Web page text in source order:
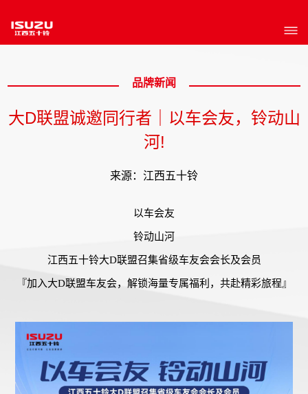
品牌新闻
大D联盟诚邀同行者｜以车会友，铃动山
河!
来源：江西五十铃
以车会友
铃动山河
江西五十铃大D联盟召集省级车友会会长及会员
『加入大D联盟车友会，解锁海量专属福利，共赴精彩旅程』